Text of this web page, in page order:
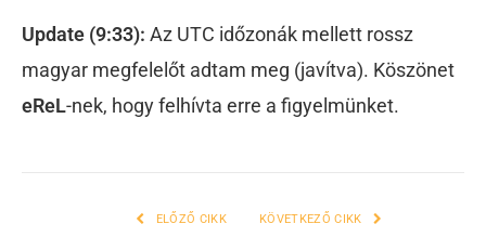
Update (9:33): Az UTC időzonák mellett rossz
magyar megfelelőt adtam meg (javítva). Köszönet
eReL-nek, hogy felhívta erre a figyelmünket.
ELŐZŐ CIKK KÖVETKEZŐ CIKK